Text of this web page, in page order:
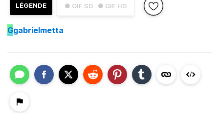
● GIF SD ● GIF HD
LÉGENDE
Ggabrielmetta